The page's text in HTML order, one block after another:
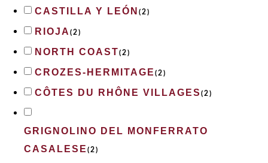
CASTILLA Y LEÓN (2)
RIOJA (2)
NORTH COAST(2)
CROZES-HERMITAGE (2)
CÔTES DU RHÔNE VILLAGES (2)
GRIGNOLINO DEL MONFERRATO
CASALESE (2)